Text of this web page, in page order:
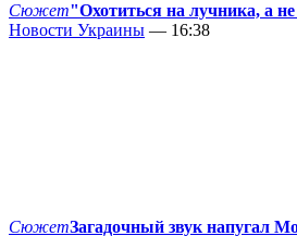
Сюжет"Охотиться на лучника, а
Новости Украины — 16:38
СюжетЗагадочный звук напугал